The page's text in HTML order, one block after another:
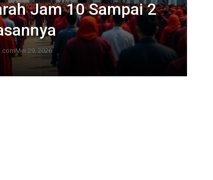
Jam 10 Sampai 2
Mei 29, 2026